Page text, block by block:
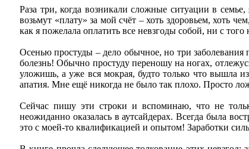
Раза три, когда возникали сложные ситуации в
возьмут «плату» за мой счёт – хоть здоровьем, хоть
как я пожелала оплатить все невзгоды собой, ни с
Осенью простуды – дело обычное, но три
болезнь! Обычно простуду переношу на ногах,
уложишь, а уже вся мокрая, будто только что вышла
апатия. Мне ещё никогда не было так плохо. Просто
Сейчас пишу эти строки и вспоминаю, что не
неожиданно оказалась в аутсайдерах. Всегда была
это с моей-то квалификацией и опытом! Заработки